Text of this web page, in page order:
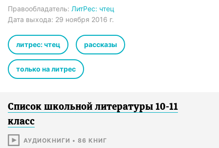
Правообладатель: ЛитРес: чтец
Дата выхода: 29 ноября 2016 г.
литрес: чтец рассказы
только на литрес
Список школьной литературы 10-11
класс
АУДИОКНИГИ • 86 КНИГ